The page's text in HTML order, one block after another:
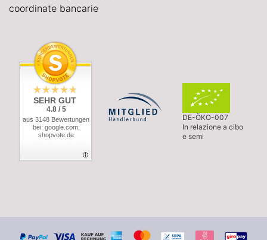
coordinate bancarie
SEHR GUT
4.8 / 5
aus 3148 Bewertungen
bei: google.com,
shopvote.de
DE-ÖKO-007
In relazione a cibo
e semi